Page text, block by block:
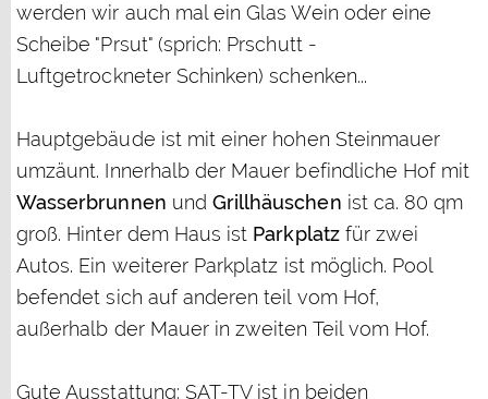
werden wir auch mal ein Glas Wein oder eine
Scheibe "Prsut" (sprich: Prschutt -
Luftgetrockneter Schinken) schenken...
Hauptgebäude ist mit einer hohen Steinmauer
umzäunt. Innerhalb der Mauer befindliche Hof mit
Wasserbrunnen und Grillhäuschen ist ca. 80 qm
groß. Hinter dem Haus ist Parkplatzfür zwei
Autos. Ein weiterer Parkplatz ist möglich. Pool
befendet sich auf anderen teil vom Hof,
außerhalb der Mauer in zweiten Teil vom Hof.
Gute Ausstattung: SAT-TV ist in beiden